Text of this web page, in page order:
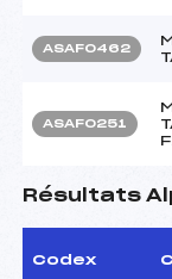
ASAF0462
ASAF0251
Résultats
Codex